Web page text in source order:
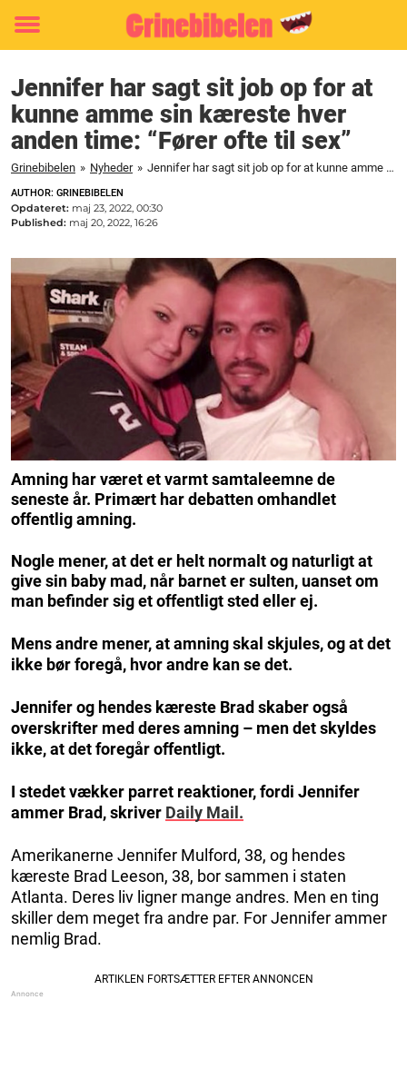
Toggle
Jennifer har sagt sit job op for at
kunne amme sin kæreste hver
anden time: “Fører ofte til sex”
Grinebibelen » Nyheder » Jennifer har sagt sit job op for at kunne amme sin kæreste hver anden time: "Fører ofte til sex"
AUTHOR: GRINEBIBELEN
Opdateret: maj 23, 2022, 00:30
Published: maj 20, 2022, 16:26
Amning har været et varmt samtaleemne de
seneste år. Primært har debatten omhandlet
offentlig amning.
Nogle mener, at det er helt normalt og naturligt at
give sin baby mad, når barnet er sulten, uanset om
man befinder sig et offentligt sted eller ej.
Mens andre mener, at amning skal skjules, og at det
ikke bør foregå, hvor andre kan se det.
Jennifer og hendes kæreste Brad skaber også
overskrifter med deres amning – men det skyldes
ikke, at det foregår offentligt.
I stedet vækker parret reaktioner, fordi Jennifer
ammer Brad, skriver Daily Mail.
Amerikanerne Jennifer Mulford, 38, og hendes
kæreste Brad Leeson, 38, bor sammen i staten
Atlanta. Deres liv ligner mange andres. Men en ting
skiller dem meget fra andre par. For Jennifer ammer
nemlig Brad.